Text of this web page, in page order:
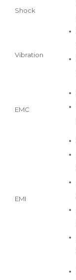
Shock
Vibration
EMC
EMI